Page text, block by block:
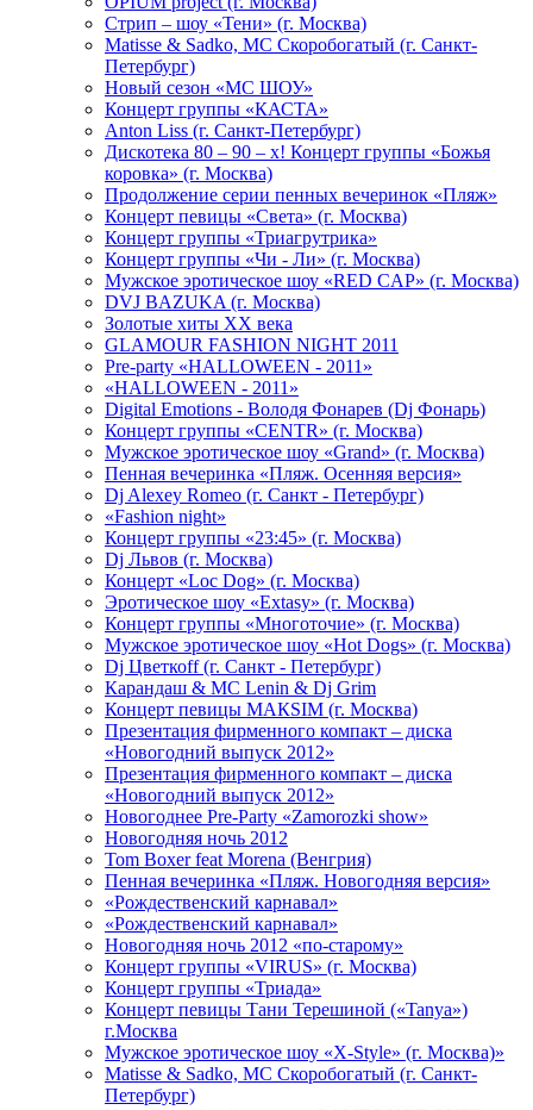
Стрип – шоу «Тени» (г. Москва)
Matissе & Sadko, MC Скоробогатый (г. Санкт-
Петербург)
Новый сезон «МС ШОУ»
Концерт группы «КАСТА»
Anton Liss (г. Санкт-Петербург)
Дискотека 80 – 90 – х! Концерт группы «Божья
коровка» (г. Москва)
Продолжение серии пенных вечеринок «Пляж»
Концерт певицы «Света» (г. Москва)
Концерт группы «Триагрутрика»
Концерт группы «Чи - Ли» (г. Москва)
Мужское эротическое шоу «RED CAP» (г. Москва)
DVJ BAZUKA (г. Москва)
Золотые хиты XX века
GLAMOUR FASHION NIGHT 2011
Pre-party «HALLOWEEN - 2011»
«HALLOWEEN - 2011»
Digital Emotions - Володя Фонарев (Dj Фонарь)
Концерт группы «CENTR» (г. Москва)
Мужское эротическое шоу «Grand» (г. Москва)
Пенная вечеринка «Пляж. Осенняя версия»
Dj Alexey Romeo (г. Санкт - Петербург)
«Fashion night»
Концерт группы «23:45» (г. Москва)
Dj Львов (г. Москва)
Концерт «Loc Dog» (г. Москва)
Эротическое шоу «Extasy» (г. Москва)
Концерт группы «Многоточие» (г. Москва)
Мужское эротическое шоу «Hot Dogs» (г. Москва)
Dj Цветкоff (г. Санкт - Петербург)
Карандаш & МС Lenin & Dj Grim
Концерт певицы МАКSIМ (г. Москва)
Презентация фирменного компакт – диска
«Новогодний выпуск 2012»
Презентация фирменного компакт – диска
«Новогодний выпуск 2012»
Новогоднее Pre-Party «Zamorozki show»
Новогодняя ночь 2012
Tom Boxer feat Morena (Венгрия)
Пенная вечеринка «Пляж. Новогодняя версия»
«Рождественский карнавал»
«Рождественский карнавал»
Новогодняя ночь 2012 «по-старому»
Концерт группы «VIRUS» (г. Москва)
Концерт группы «Триада»
Концерт певицы Тани Терешиной («Tanya»)
г.Москва
Мужское эротическое шоу «X-Style» (г. Москва)»
Matissе & Sadko, MC Скоробогатый (г. Санкт-
Петербург)